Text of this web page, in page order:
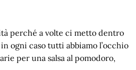
perché a volte ci metto dentro
ogni caso tutti abbiamo l’occhio
per una salsa al pomodoro,